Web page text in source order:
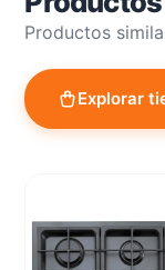
Productos
Explorar